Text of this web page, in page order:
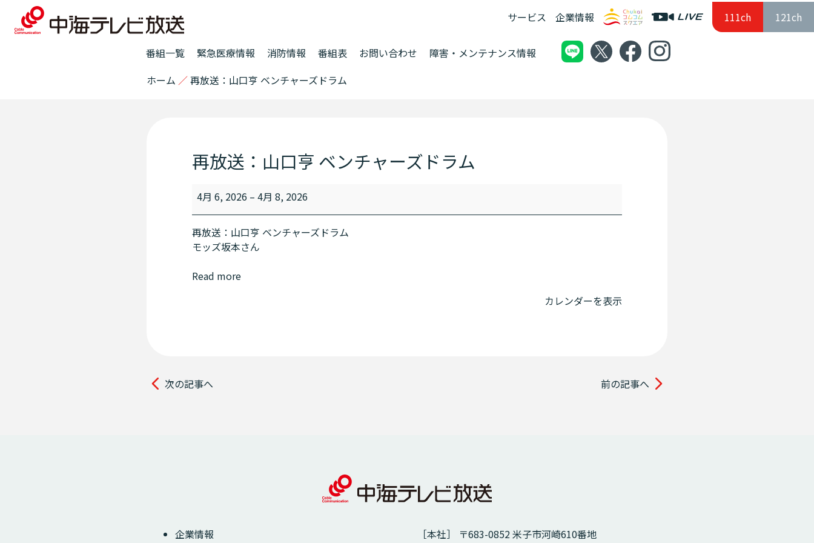
サービス 企業情報 111ch 121ch
番組一覧 緊急医療情報 消防情報 番組表 お問い合わせ
障害・メンテナンス情報
ホーム ／再放送：山口亨 ベンチャーズドラム
再放送：山口亨 ベンチャーズドラム
4月 6, 2026 – 4月 8, 2026
再放送：山口亨 ベンチャーズドラム
モッズ坂本さん
Read more
カレンダーを表示
次の記事へ 前の記事へ
企業情報
［本社］ 〒683-0852 米子市河崎610番地